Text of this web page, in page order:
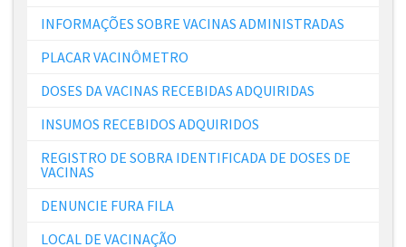
INFORMAÇÕES SOBRE VACINAS ADMINISTRADAS
PLACAR VACINÔMETRO
DOSES DA VACINAS RECEBIDAS ADQUIRIDAS
INSUMOS RECEBIDOS ADQUIRIDOS
REGISTRO DE SOBRA IDENTIFICADA DE DOSES DE
VACINAS
DENUNCIE FURA FILA
LOCAL DE VACINAÇÃO